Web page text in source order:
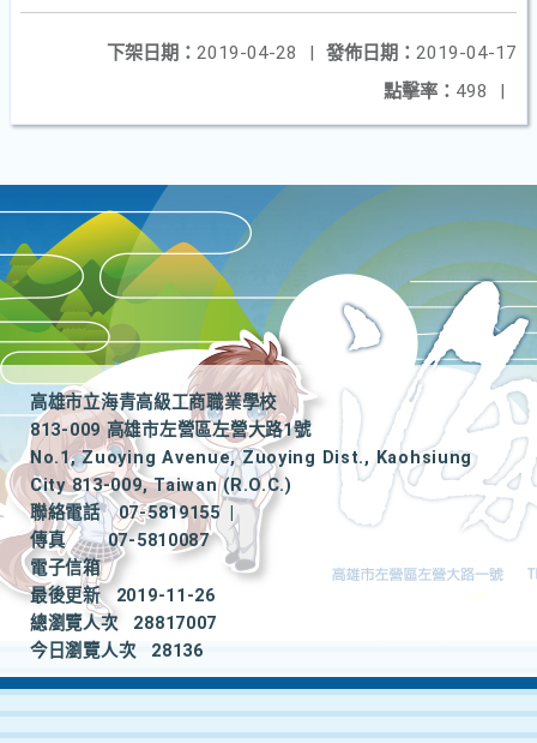
發佈日期： 2019-04-17
下架日期： 2019-04-28
|
點擊率： 498 |
高雄市立海青高級工商職業學校
813-009 高雄市左營區左營大路1號
No.1, Zuoying Avenue, Zuoying Dist., Kaohsiung
City 813-009, Taiwan (R.O.C.)
聯絡電話
07-5819155
|
傳真
07-5810087
電子信箱
最後更新
2019-11-26
總瀏覽人次
28817007
今日瀏覽人次
28136